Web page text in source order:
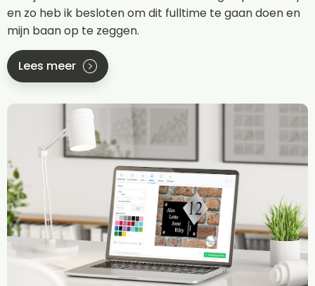
en zo heb ik besloten om dit fulltime te gaan doen en
mijn baan op te zeggen.
Lees meer